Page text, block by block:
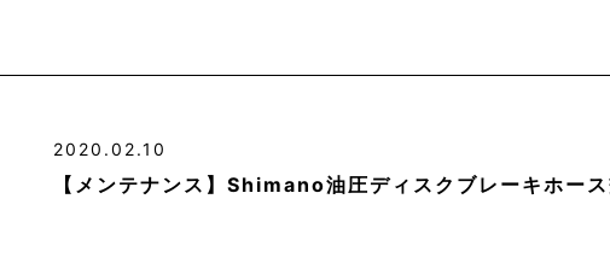
2020.02.10
【メンテナンス】Shimano油圧ディスクブレーキホー